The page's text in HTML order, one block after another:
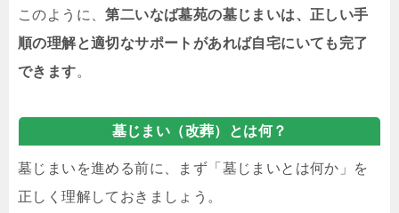
このように、第二いなば墓苑の墓じまいは、正しい手
順の理解と適切なサポートがあれば自宅にいても完了
できます。
墓じまい（改葬）とは何？
墓じまいを進める前に、まず「墓じまいとは何か」を
正しく理解しておきましょう。